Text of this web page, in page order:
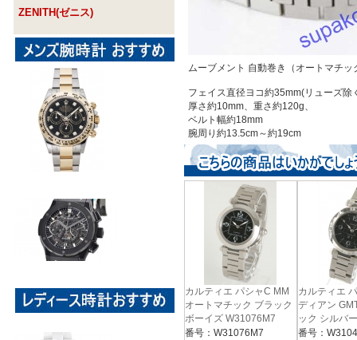
ZENITH(ゼニス)
ムーブメント 自動巻き（オートマチッ
フェイス直径ヨコ約35mm(リューズ除
厚さ約10mm、重さ約120g、
ベルト幅約18mm
腕周り約13.5cm～約19cm
カルティエ パシャC MM
オートマチック ブラック
ボーイズ W31076M7
番号：W31076M7
カルティエ
ディアン
ック シルバ
W31049M7
番号：